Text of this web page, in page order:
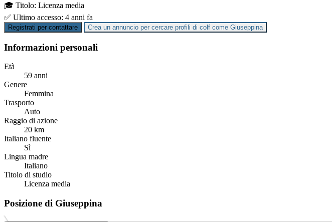
🎓 Titolo: Licenza media
✅ Ultimo accesso: 4 anni fa
Registrati per contattare Crea un annuncio per cercare profili di colf come Giuseppina
Informazioni personali
Età
59 anni
Genere
Femmina
Trasporto
Auto
Raggio di azione
20 km
Italiano fluente
Sì
Lingua madre
Italiano
Titolo di studio
Licenza media
Posizione di Giuseppina